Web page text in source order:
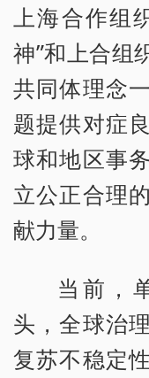
上海合作组
神”和上合组
共同体理念
题提供对症
球和地区事
立公正合理
献力量。
当前，
头，全球治
复苏不稳定